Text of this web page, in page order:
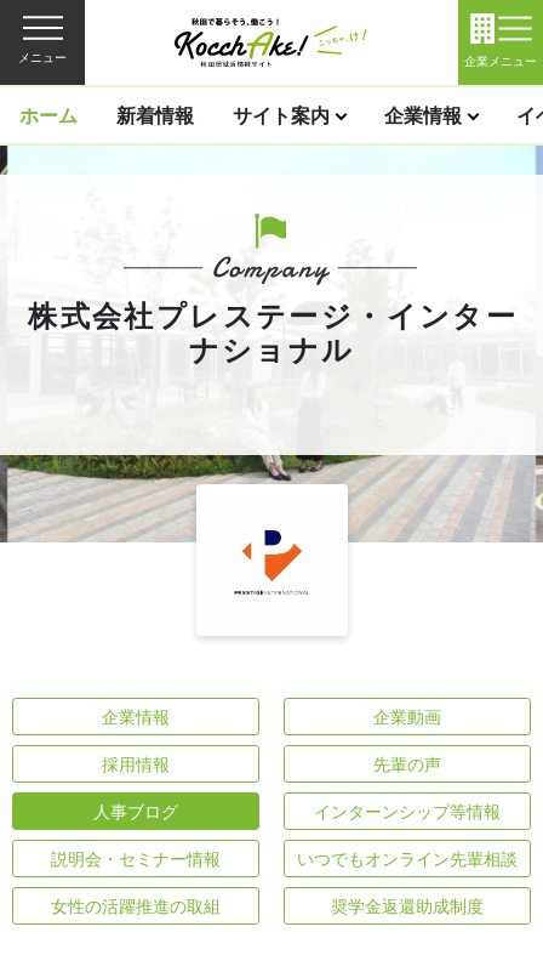
メニュー 企業メニュー
ホーム 新着情報 サイト案内 企業情報 イ
株式会社プレステージ・インター
ナショナル
企業情報 企業動画
採用情報 先輩の声
人事ブログ インターンシップ等情報
説明会・セミナー情報 いつでもオンライン先輩相談
女性の活躍推進の取組 奨学金返還助成制度